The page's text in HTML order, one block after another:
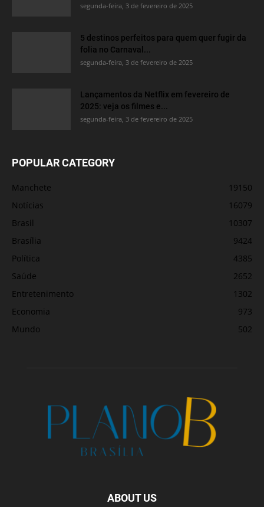
segunda-feira, 3 de fevereiro de 2025
5 destinos perfeitos para quem quer fugir da
folia no Carnaval...
segunda-feira, 3 de fevereiro de 2025
Lançamentos da Netflix em fevereiro de
2025: veja os filmes e...
segunda-feira, 3 de fevereiro de 2025
POPULAR CATEGORY
Manchete
19150
Notícias
16079
Brasil
10307
Brasília
9424
Política
4385
Saúde
2652
Entretenimento
1302
Economia
973
Mundo
502
ABOUT US